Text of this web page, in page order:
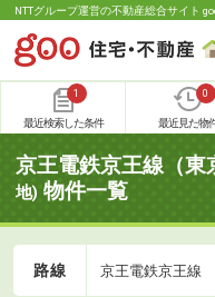
NTTグループ運営の不動産総合サイト
1
最近検索した条件
0
最近見た物
京王電鉄京王線（東
地) 物件一覧
路線 京王電鉄京王線